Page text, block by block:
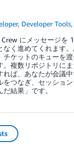
, Developer Tools,
にメッセージ
く進めてくれます
ケットのキューを
複数リポジトリに
ば、あなたが会議
つなぎ、セッショ
結果」です。